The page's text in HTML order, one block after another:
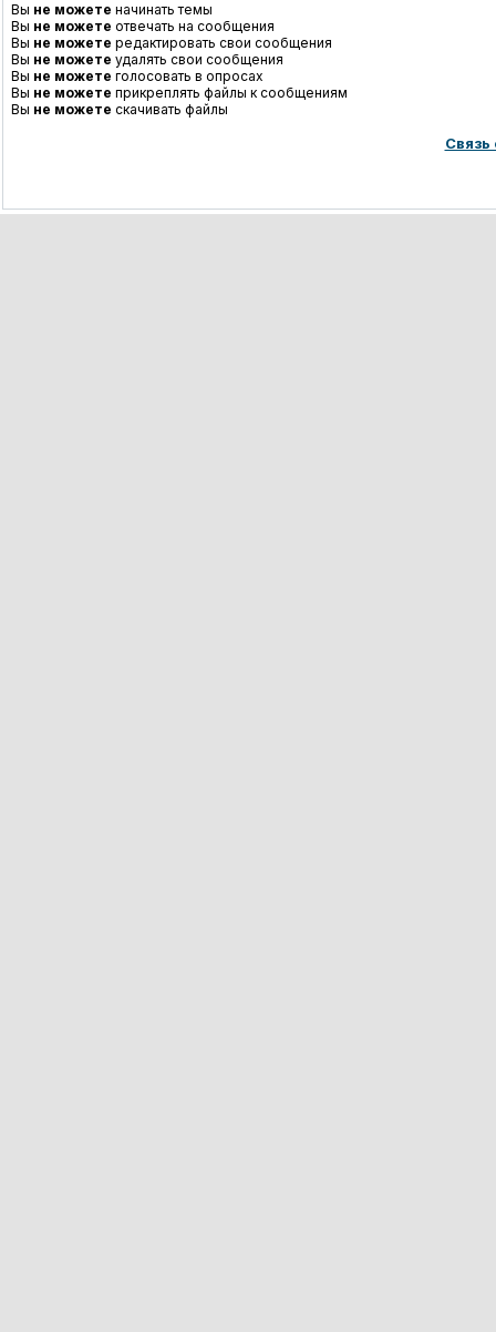
Вы не можете начинать темы
Вы не можете отвечать на сообщения
Вы не можете редактировать свои сообщения
Вы не можете удалять свои сообщения
Вы не можете голосовать в опросах
Вы не можете прикреплять файлы к сообщениям
Вы не можете скачивать файлы